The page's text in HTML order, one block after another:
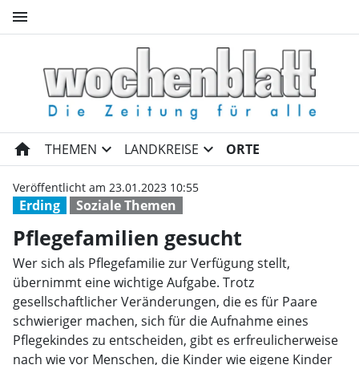
menu
Pflegefamilien gesucht |
home THEMEN expand_more LANDKREISE expand_more ORTE
Erding Soziale Themen
Veröffentlicht am 23.01.2023 10:55
Pflegefamilien gesucht
Wer sich als Pflegefamilie zur Verfügung stellt,
übernimmt eine wichtige Aufgabe. Trotz
gesellschaftlicher Veränderungen, die es für Paare
schwieriger machen, sich für die Aufnahme eines
Pflegekindes zu entscheiden, gibt es erfreulicherweise
nach wie vor Menschen, die Kinder wie eigene Kinder